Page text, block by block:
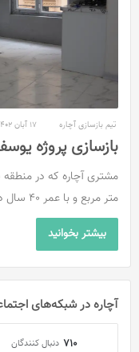
تیم بازسازی آچاره 17 آبان 1402
بازسازی پروژه یوسف آباد در
متر مربع و با عمر 40 سال دارند،…
بیشتر بخوانید
آچاره در شبکه‌های
710 دنبال کنندگان